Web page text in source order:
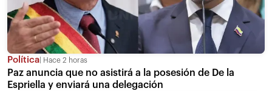
Política Hace 2 horas
Paz anuncia que no asistirá a la posesión de De la
Espriella y enviará una delegación